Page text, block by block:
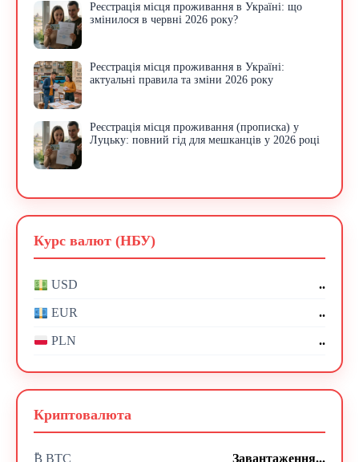
Реєстрація місця проживання в Україні: що
змінилося в червні 2026 року?
Реєстрація місця проживання в Україні:
актуальні правила та зміни 2026 року
Реєстрація місця проживання (прописка) у
Луцьку: повний гід для мешканців у 2026 році
Курс валют (НБУ)
USD ..
EUR ..
PLN ..
Криптовалюта
₿ BTC Завантаження...